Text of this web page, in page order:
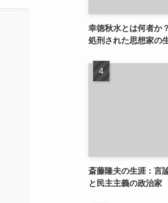
幸徳秋水とは何者か
処刑された思想家の
斎藤隆夫の生涯：言
と民主主義の政治家